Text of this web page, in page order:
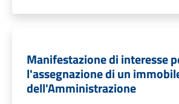
Manifestazione di interesse
l'assegnazione di un
dell'Amministrazione